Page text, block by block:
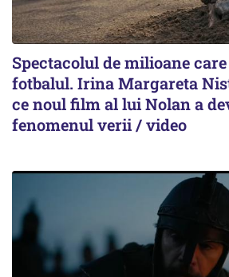
Spectacolul de milioane
fotbalul. Irina Margareta
ce noul film al lui Nolan a
fenomenul verii / video